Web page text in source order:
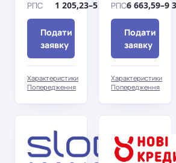
РПС 1 205,23–5 510,78%
Подати
заявку
Характеристики
Попередження
РПС6 663,59–9
Подати
заявку
Характеристики
Попередження
SlonCredit